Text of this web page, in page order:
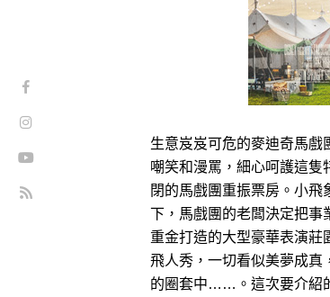
生意岌岌可危的麥迪奇馬戲
嘲笑和漫罵，細心呵護這隻
閉的馬戲團重振票房。小
下，馬戲團的老闆決定把事
重金打造的大型豪華表演莊
飛人秀，一切看似美夢成
的圈套中……。這次要介紹